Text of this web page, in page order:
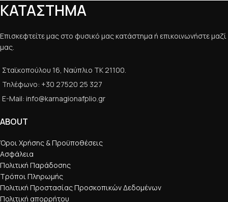
ΚΑΤΑΣΤΗΜΑ
Επισκεφτείτε μας στο φυσικό μας κατάστημα ή επικοινωνήστε μαζί
μας.
Σταϊκοπούλου 16, Ναύπλιο ΤΚ 21100.
Τηλέφωνο: +30 27520 25 327
E-Mail: info@karnagionafplio.gr
ABOUT
Όροι Χρήσης & Προϋποθέσεις
Ασφάλεια
Πολιτική Παράδοσης
Τρόποι Πληρωμής
Πολιτική Προστασίας Προσκοπικών Δεδομένων
Πολιτική απορρήτου